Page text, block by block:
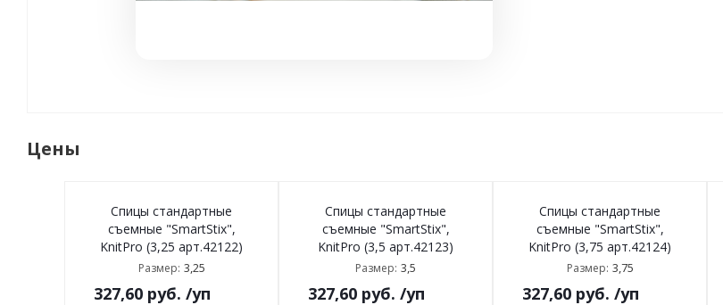
Цены
Спицы стандартные
съемные "SmartStix",
KnitPro (3,25 арт.42122)
Размер: 3,25
327,60руб. /уп
Спицы стандартные
съемные "SmartStix",
KnitPro (3,5 арт.42123)
Размер: 3,5
327,60руб. /уп
Спицы стандартные
съемные "SmartStix",
KnitPro (3,75 арт.42124)
Размер: 3,75
327,60руб. /уп